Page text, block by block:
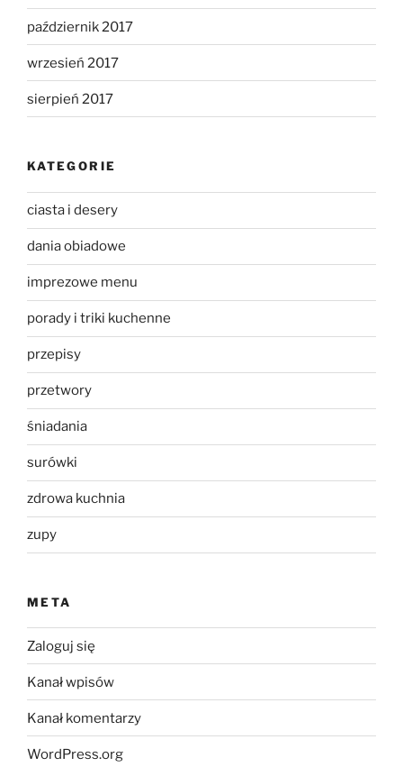
październik 2017
wrzesień 2017
sierpień 2017
KATEGORIE
ciasta i desery
dania obiadowe
imprezowe menu
porady i triki kuchenne
przepisy
przetwory
śniadania
surówki
zdrowa kuchnia
zupy
META
Zaloguj się
Kanał wpisów
Kanał komentarzy
WordPress.org